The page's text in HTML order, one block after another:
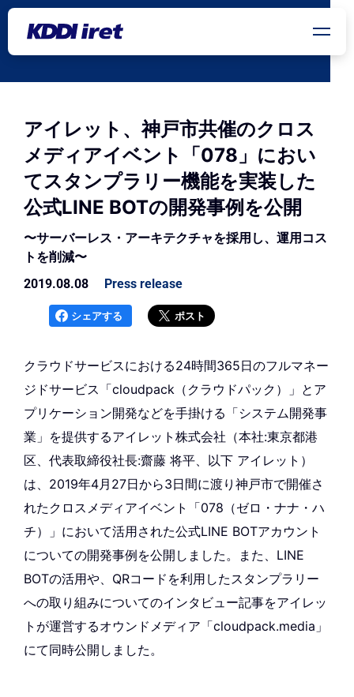
メインコンテンツにスキップ
アイレット、神戸市共催のクロス
メディアイベント「078」におい
てスタンプラリー機能を実装した
公式LINE BOTの開発事例を公開
〜サーバーレス・アーキテクチャを採用し、運用コス
トを削減〜
2019.08.08 Press release
シェアする ポスト
クラウドサービスにおける24時間365日のフルマネー
ジドサービス「cloudpack（クラウドパック）」とア
プリケーション開発などを手掛ける「システム開発事
業」を提供するアイレット株式会社（本社:東京都港
区、代表取締役社長:齋藤 将平、以下 アイレット）
は、2019年4月27日から3日間に渡り神戸市で開催さ
れたクロスメディアイベント「078（ゼロ・ナナ・ハ
チ）」において活用された公式LINE BOTアカウント
についての開発事例を公開しました。また、LINE
BOTの活用や、QRコードを利用したスタンプラリー
への取り組みについてのインタビュー記事をアイレッ
トが運営するオウンドメディア「cloudpack.media」
にて同時公開しました。